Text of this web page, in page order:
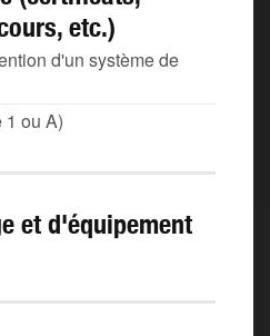
etc.)
d'un système de
1 ou A)
et d'équipement